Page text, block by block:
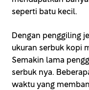
seperti batu kecil.
Dengan penggiling
ukuran serbuk kopi
Semakin lama
serbuk nya.
waktu yang